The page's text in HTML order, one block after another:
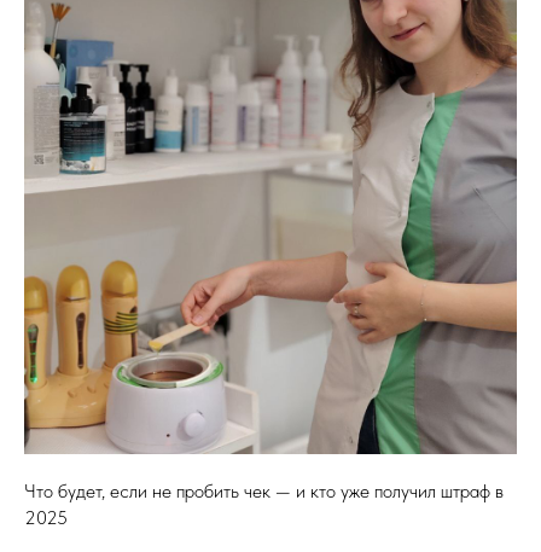
Что будет, если не пробить чек — и кто уже получил штраф в
2025